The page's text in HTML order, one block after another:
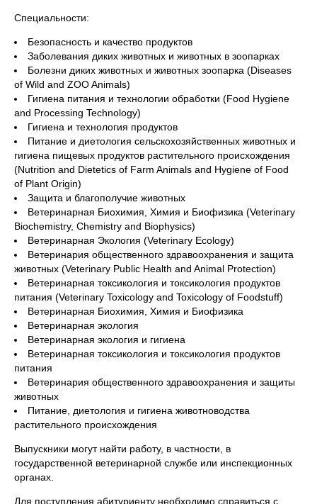
Специальности:
Безопасность и качество продуктов
Заболевания диких животных и животных в зоопарках
Болезни диких животных и животных зоопарка (Diseases
of Wild and ZOO Animals)
Гигиена питания и технологии обработки (Food Hygiene
and Processing Technology)
Гигиена и технология продуктов
Питание и диетология сельскохозяйственных животных и
гигиена пищевых продуктов растительного происхождения
(Nutrition and Dietetics of Farm Animals and Hygiene of Food
of Plant Origin)
Защита и благополучие животных
Ветеринарная Биохимия, Химия и Биофизика (Veterinary
Biochemistry, Chemistry and Biophysics)
Ветеринарная Экология (Veterinary Ecology)
Ветеринария общественного здравоохранения и защита
животных (Veterinary Public Health and Animal Protection)
Ветеринарная токсикология и токсикология продуктов
питания (Veterinary Toxicology and Toxicology of Foodstuff)
Ветеринарная Биохимия, Химия и Биофизика
Ветеринарная экология
Ветеринарная экология и гигиена
Ветеринарная токсикология и токсикология продуктов
питания
Ветеринария общественного здравоохранения и защиты
животных
Питание, диетология и гигиена животноводства
растительного происхождения
Выпускники могут найти работу, в частности, в
государственной ветеринарной службе или инспекционных
органах.
Для поступления абитуриенту необходимо справиться с